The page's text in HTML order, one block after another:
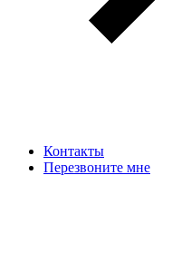
Контакты
Перезвоните мне